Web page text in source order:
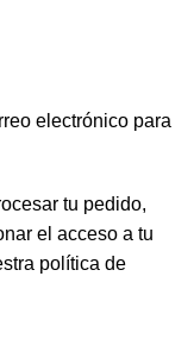
electrónico para
tu pedido,
el acceso a tu
política de